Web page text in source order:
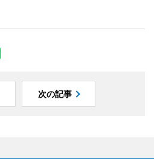
次の記事